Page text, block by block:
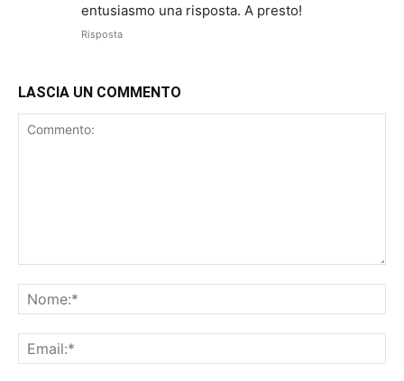
entusiasmo una risposta. A presto!
Risposta
LASCIA UN COMMENTO